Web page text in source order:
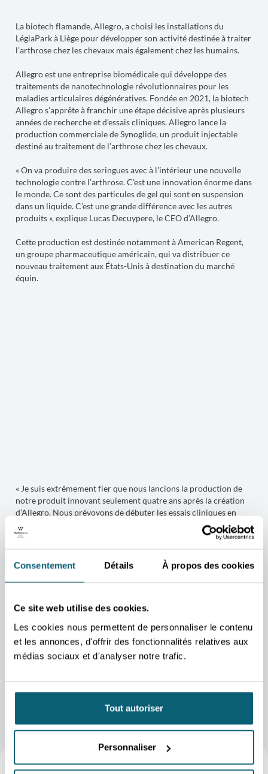
Consentement Détails À propos des cookies
Ce site web utilise des cookies.
Les cookies nous permettent de personnaliser le contenu
et les annonces, d'offrir des fonctionnalités relatives aux
médias sociaux et d'analyser notre trafic.
Tout autoriser
Personnaliser
La biotech flamande, Allegro, a choisi les installations du
LégiaPark à Liège pour développer son activité destinée à traiter
l’arthrose chez les chevaux mais également chez les humains.
Allegro est une entreprise biomédicale qui développe des
traitements de nanotechnologie révolutionnaires pour les
maladies articulaires dégénératives. Fondée en 2021, la biotech
Allegro s’apprête à franchir une étape décisive après plusieurs
années de recherche et d’essais cliniques. Allegro lance la
production commerciale de Synoglide, un produit injectable
destiné au traitement de l’arthrose chez les chevaux.
« On va produire des seringues avec à l’intérieur une nouvelle
technologie contre l’arthrose. C’est une innovation énorme dans
le monde. Ce sont des particules de gel qui sont en suspension
dans un liquide. C’est une grande différence avec les autres
produits », explique Lucas Decuypere, le CEO d’Allegro.
Cette production est destinée notamment à American Regent,
un groupe pharmaceutique américain, qui va distribuer ce
nouveau traitement aux États-Unis à destination du marché
équin.
« Je suis extrêmement fier que nous lancions la production de
notre produit innovant seulement quatre ans après la création
d’Allegro. Nous prévoyons de débuter les essais cliniques en
2026, avec l’ambition de redonner de la mobilité aux centaines
de millions de personnes souffrant de l’arthrose dans le
monde », précise Lucas Decuypere.
Allegro va se concentrer sur le développement clinique de sa
technique d’hydrogel chez l’homme avec Hydrocelin.
l’homme au premier semestre 2026, qui sera suivie d’un essai
particules réticulées conçues pour agir comme de minuscules
amortisseurs dans le liquide synovial. La restauration de la
capacité d’absorption des chocs du liquide synovial vise à